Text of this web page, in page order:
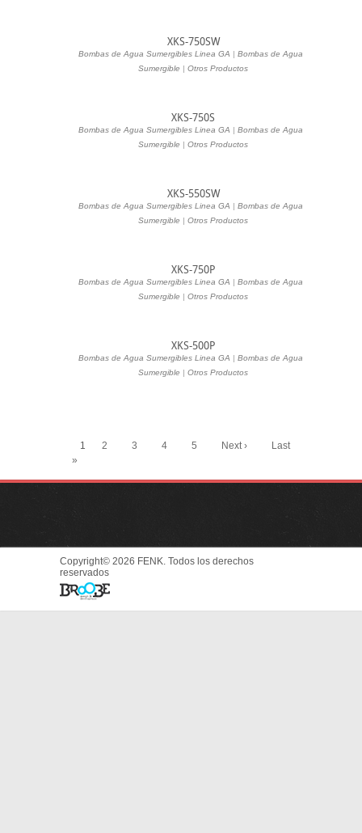
XKS-750SW
Bombas de Agua Sumergibles Linea GA | Bombas de Agua
Sumergible | Otros Productos
XKS-750S
Bombas de Agua Sumergibles Linea GA | Bombas de Agua
Sumergible | Otros Productos
XKS-550SW
Bombas de Agua Sumergibles Linea GA | Bombas de Agua
Sumergible | Otros Productos
XKS-750P
Bombas de Agua Sumergibles Linea GA | Bombas de Agua
Sumergible | Otros Productos
XKS-500P
Bombas de Agua Sumergibles Linea GA | Bombas de Agua
Sumergible | Otros Productos
1 2 3 4 5 Next ›
Last
»
Copyright© 2026 FENK. Todos los derechos
reservados